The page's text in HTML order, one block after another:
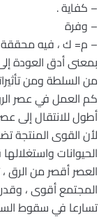
– كفاية .
– وفرة
– م= ك ، فيه محققة
بمعنى أدق العودة
من السلطة ومن
كم العمل في عصر
أطول للانتقال إلى
لأن القوى المنتجة
الحيوانات
العصر أقصر من الرق
المجتمع أقوى ،
تسارعا في سقوط